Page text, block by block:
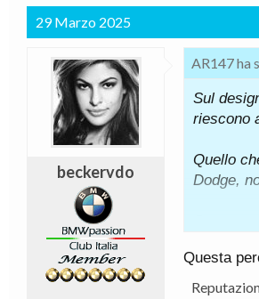
e
29 Marzo 2025
beckervdo
AR147 ha
Sul
riescono
Quello
Dodge,
Questa